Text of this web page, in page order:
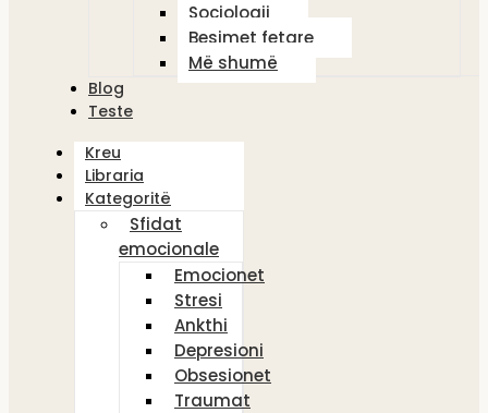
Sociologji
Besimet fetare
Më shumë
Blog
Teste
Kreu
Libraria
Kategoritë
Sfidat
emocionale
Emocionet
Stresi
Ankthi
Depresioni
Obsesionet
Traumat